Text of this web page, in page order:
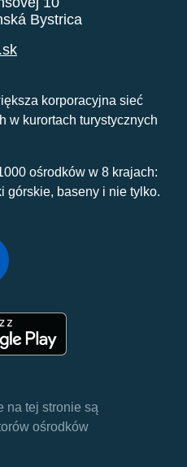
Bystrica
korporacyjna sieć
w kurortach turystycznych
ośrodków w 8 krajach:
górskie, baseny i nie tylko.
na tej stronie są
ośrodków